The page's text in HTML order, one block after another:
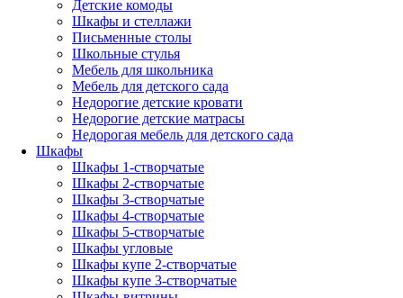
Детские комоды
Шкафы и стеллажи
Письменные столы
Школьные стулья
Мебель для школьника
Мебель для детского сада
Недорогие детские кровати
Недорогие детские матрасы
Недорогая мебель для детского сада
Шкафы
Шкафы 1-створчатые
Шкафы 2-створчатые
Шкафы 3-створчатые
Шкафы 4-створчатые
Шкафы 5-створчатые
Шкафы угловые
Шкафы купе 2-створчатые
Шкафы купе 3-створчатые